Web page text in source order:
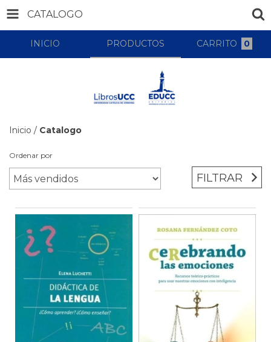
CATALOGO
INICIO PRODUCTOS CARRITO 0
Inicio / Catalogo
Ordenar por
FILTRAR